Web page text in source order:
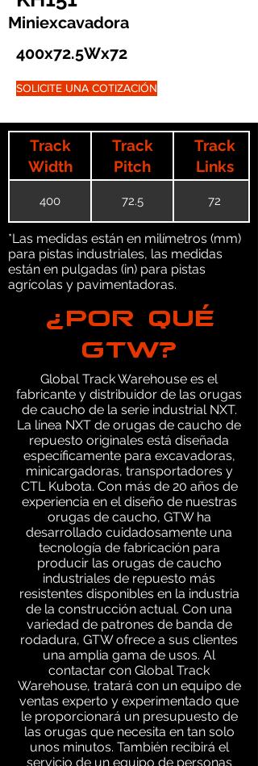
Miniexcavadora
400x72.5Wx72
SOLICITE UNA COTIZACIÓN
Track
Width
Track
Pitch
Track
Links
400 72.5 72
*Las medidas están en milímetros (mm)
para pistas industriales, las medidas
están en pulgadas (in) para pistas
agrícolas y pavimentadoras.
¿POR QUÉ
GTW?
Global Track Warehouse es el
fabricante y distribuidor de las orugas
de caucho de la serie industrial NXT.
La línea NXT de orugas de caucho de
repuesto originales está diseñada
específicamente para excavadoras,
minicargadoras, transportadores y
CTL Kubota. Con más de 20 años de
experiencia en el diseño de nuestras
orugas de caucho, GTW ha
desarrollado cuidadosamente una
tecnología de fabricación para
producir las orugas de caucho
industriales de repuesto más
resistentes disponibles en la industria
de la construcción actual. Con una
variedad de patrones de banda de
rodadura, GTW ofrece a sus clientes
una amplia gama de usos. Al
contactar con Global Track
Warehouse, tratará con un equipo de
ventas experto y experimentado que
le proporcionará un presupuesto de
las orugas que necesita en tan solo
unos minutos. También recibirá el
servicio de un equipo de personas